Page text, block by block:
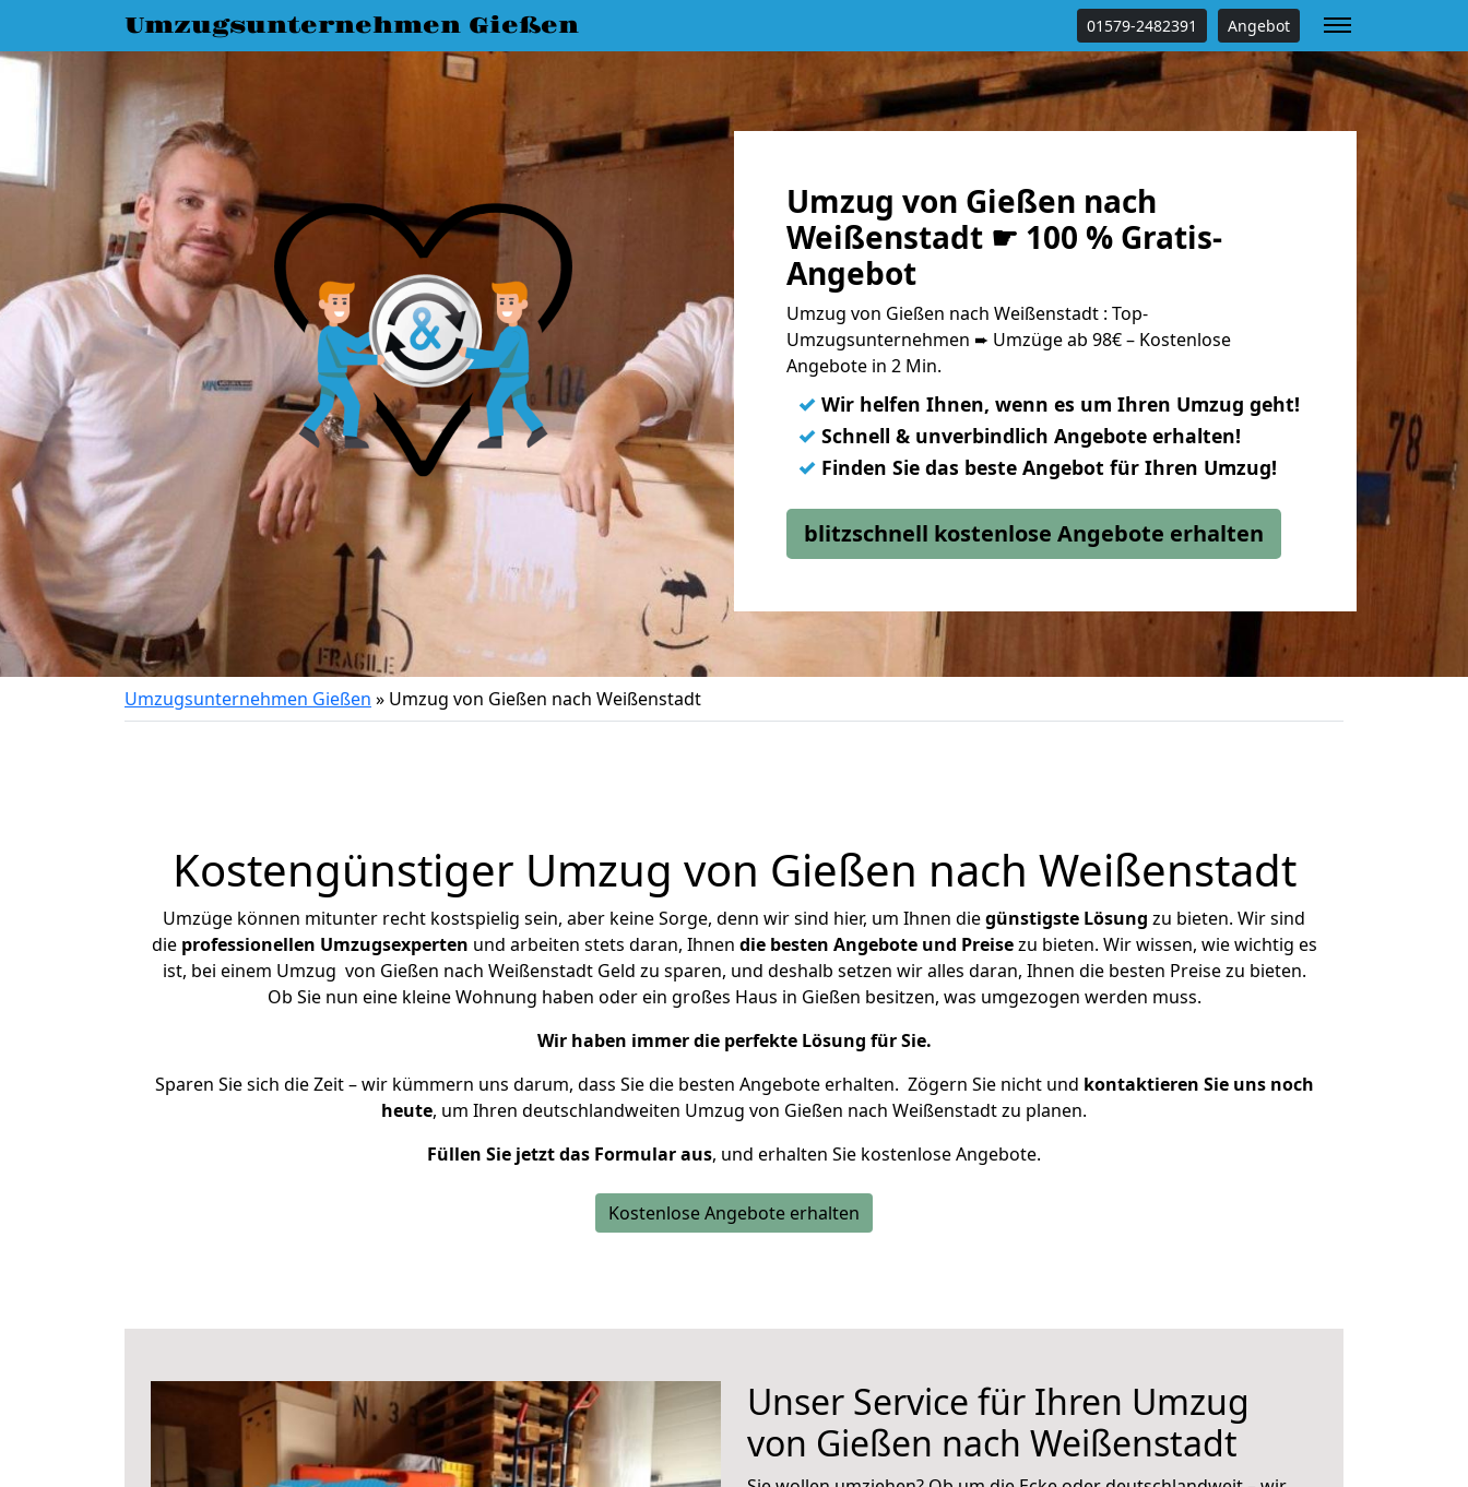
Umzugsunternehmen Gießen 01579-2482391 Angebot
Umzug von Gießen nach
Weißenstadt ☛ 100 % Gratis-
Angebot
Umzug von Gießen nach Weißenstadt : Top-
Umzugsunternehmen ➨ Umzüge ab 98€ – Kostenlose
Angebote in 2 Min.
✓ Wir helfen Ihnen, wenn es um Ihren Umzug geht!
✓ Schnell & unverbindlich Angebote erhalten!
✓ Finden Sie das beste Angebot für Ihren Umzug!
blitzschnell kostenlose Angebote erhalten
Umzugsunternehmen Gießen » Umzug von Gießen nach Weißenstadt
Kostengünstiger Umzug von Gießen nach Weißenstadt
Umzüge können mitunter recht kostspielig sein, aber keine Sorge, denn wir sind hier, um Ihnen diegünstigste Lösung zu bieten. Wir sind
die professionellen Umzugsexperten und arbeiten stets daran, Ihnen die besten Angebote und Preisezu bieten. Wir wissen, wie wichtig es
ist, bei einem Umzug von Gießen nach Weißenstadt Geld zu sparen, und deshalb setzen wir alles daran, Ihnen die besten Preise zu bieten.
Ob Sie nun eine kleine Wohnung haben oder ein großes Haus in Gießen besitzen, was umgezogen werden muss.
Wir haben immer die perfekte Lösung für Sie.
Sparen Sie sich die Zeit – wir kümmern uns darum, dass Sie die besten Angebote erhalten. Zögern Sie nicht und kontaktieren Sie uns noch
heute, um Ihren deutschlandweiten Umzug von Gießen nach Weißenstadt zu planen.
Füllen Sie jetzt das Formular aus, und erhalten Sie kostenlose Angebote.
Kostenlose Angebote erhalten
Unser Service für Ihren Umzug
von Gießen nach Weißenstadt